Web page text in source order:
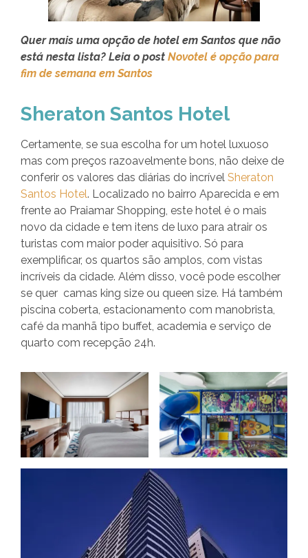
Quer mais uma opção de hotel em Santos que não
está nesta lista? Leia o post Novotel é opção para
fim de semana em Santos
Sheraton Santos Hotel
Certamente, se sua escolha for um hotel luxuoso
mas com preços razoavelmente bons, não deixe de
conferir os valores das diárias do incrível Sheraton
Santos Hotel. Localizado no bairro Aparecida e em
frente ao Praiamar Shopping, este hotel é o mais
novo da cidade e tem itens de luxo para atrair os
turistas com maior poder aquisitivo. Só para
exemplificar, os quartos são amplos, com vistas
incríveis da cidade. Além disso, você pode escolher
se quer camas king size ou queen size. Há também
piscina coberta, estacionamento com manobrista,
café da manhã tipo buffet, academia e serviço de
quarto com recepção 24h.